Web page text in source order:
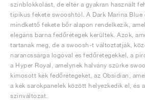
színblokkolást, de eltér a gyakran használt
tipikus fekete swooshtól. A Dark Marina Blue
mindkettő fekete bőr alapon rendelkezik,
elegáns barna fedőrétegek kerültek. Azok,
tartanak meg, de a swoosh-t változtatják,
narancssárga logóval és fedőrétegekkel, a
a Hyper Royal, amelynek halvány szürke
kimosott kék fedőrétegeket, az Obsidian,
a kék sarokpanelek között helyezkedik el, és
színváltozat.